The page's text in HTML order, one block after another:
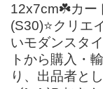
12x7cm☘️カー
(S30)⭐️クリエ
いモダンスタ
トから購入・
り、出品者と